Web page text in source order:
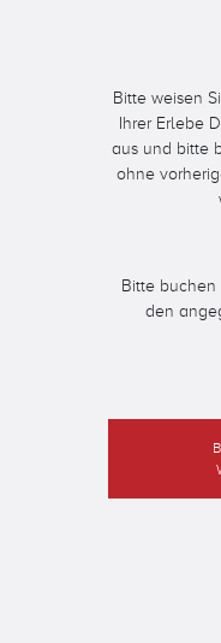
Bitte weisen
Ihrer Erlebe
aus und bitte
ohne
Bitte
den